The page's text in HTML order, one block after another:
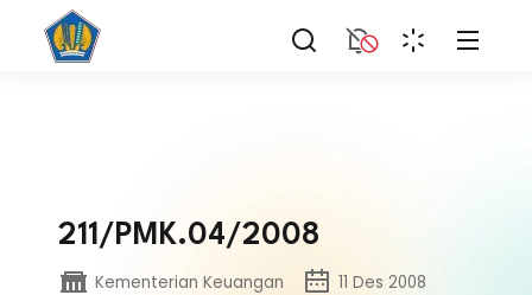
211/PMK.04/2008
Kementerian Keuangan
11 Des 2008